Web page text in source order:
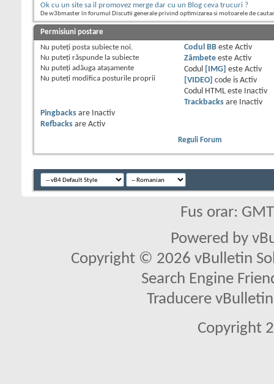
Ok cu un site sa il promovez merge dar cu un Blog ceva trucuri ?
De w3bmaster în forumul Discutii generale privind optimizarea si motoarele de
Permisiuni postare
Nu puteţi posta subiecte noi.
Nu puteţi răspunde la subiecte
Nu puteţi adăuga ataşamente
Nu puteţi modifica posturile proprii
Codul BBeste Activ
Zâmbeteeste Activ
Codul
[IMG] este Activ
[VIDEO] code is Activ
Codul HTML este
Inactiv
Trackbacksare
Inactiv
Pingbacks are
Inactiv
Refbacks are Activ
Reguli Forum
Fus orar:
Powered by
Copyright © 2026 vBulletin
Search Engine
Traducere
Copyright